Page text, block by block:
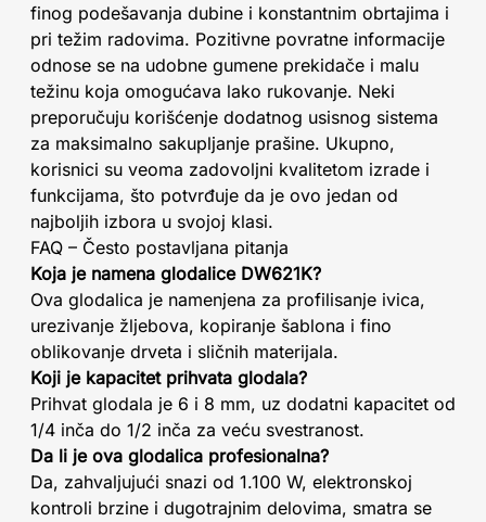
finog podešavanja dubine i konstantnim obrtajima i
pri težim radovima. Pozitivne povratne informacije
odnose se na udobne gumene prekidače i malu
težinu koja omogućava lako rukovanje. Neki
preporučuju korišćenje dodatnog usisnog sistema
za maksimalno sakupljanje prašine. Ukupno,
korisnici su veoma zadovoljni kvalitetom izrade i
funkcijama, što potvrđuje da je ovo jedan od
najboljih izbora u svojoj klasi.
FAQ – Često postavljana pitanja
Koja je namena glodalice DW621K?
Ova glodalica je namenjena za profilisanje ivica,
urezivanje žljebova, kopiranje šablona i fino
oblikovanje drveta i sličnih materijala.
Koji je kapacitet prihvata glodala?
Prihvat glodala je 6 i 8 mm, uz dodatni kapacitet od
1/4 inča do 1/2 inča za veću svestranost.
Da li je ova glodalica profesionalna?
Da, zahvaljujući snazi od 1.100 W, elektronskoj
kontroli brzine i dugotrajnim delovima, smatra se